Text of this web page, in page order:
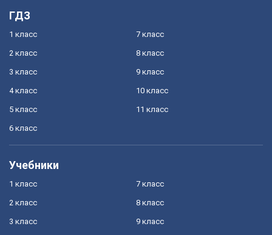
ГДЗ
1 класс
2 класс
3 класс
4 класс
5 класс
6 класс
7 класс
8 класс
9 класс
10 класс
11 класс
Учебники
1 класс
2 класс
3 класс
7 класс
8 класс
9 класс